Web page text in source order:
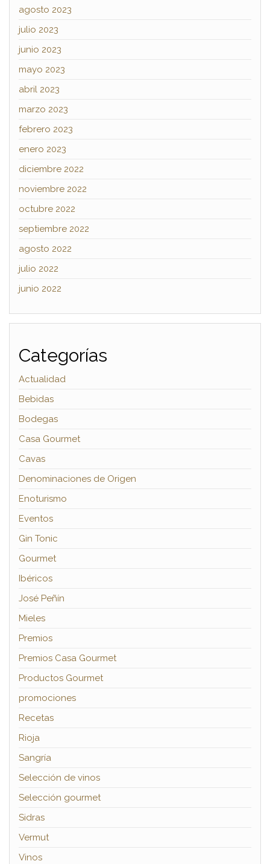
agosto 2023
julio 2023
junio 2023
mayo 2023
abril 2023
marzo 2023
febrero 2023
enero 2023
diciembre 2022
noviembre 2022
octubre 2022
septiembre 2022
agosto 2022
julio 2022
junio 2022
Categorías
Actualidad
Bebidas
Bodegas
Casa Gourmet
Cavas
Denominaciones de Origen
Enoturismo
Eventos
Gin Tonic
Gourmet
Ibéricos
José Peñín
Mieles
Premios
Premios Casa Gourmet
Productos Gourmet
promociones
Recetas
Rioja
Sangría
Selección de vinos
Selección gourmet
Sidras
Vermut
Vinos